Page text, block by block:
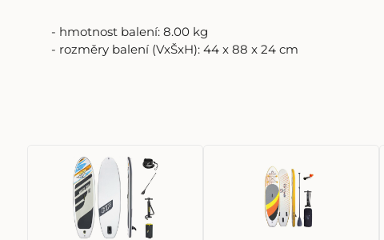
- hmotnost balení: 8.00 kg
- rozměry balení (VxŠxH): 44 x 88 x 24 cm